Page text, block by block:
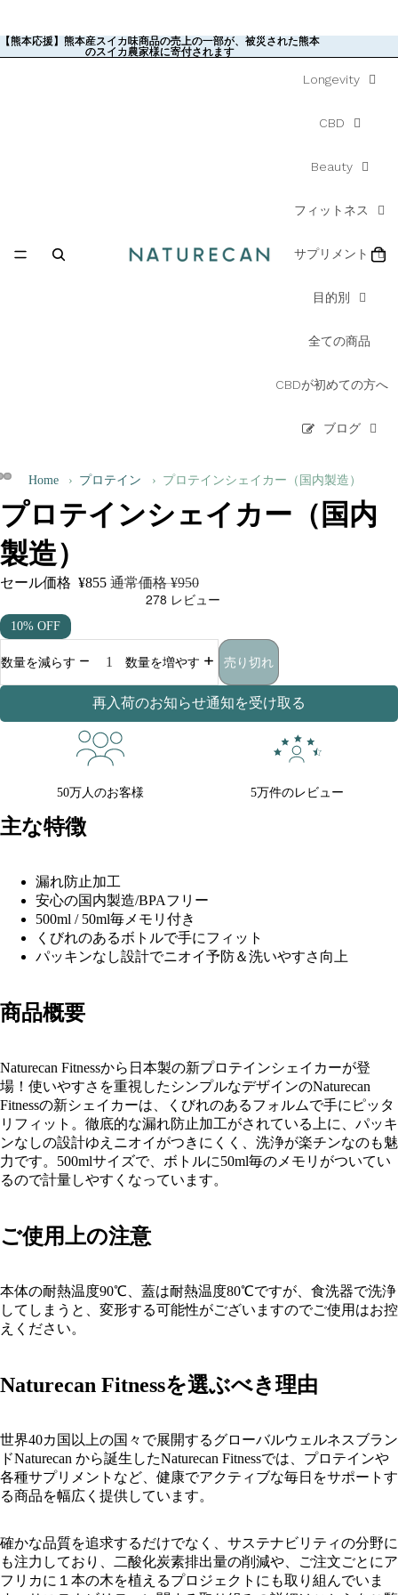
【熊本応援】熊本産スイカ味商品の売上の一部が、被災された熊本
のスイカ農家様に寄付されます
【熊本応援】熊本産スイカ味商品の売上の一部が、被災された熊本
のスイカ農家様に寄付されます
Longevity
CBD
Beauty
フィットネス
サプリメント
目的別
全ての商品
CBDが初めての方へ
ブログ
Home › プロテイン › プロテインシェイカー（国内製造）
プロテインシェイカー（国内
製造）
セール価格 ¥855 通常価格¥950
10% OFF
数量を減らす 数量を増やす 売り切れ
再入荷のお知らせ通知を受け取る
50万人のお客様 5万件のレビュー
主な特徴
漏れ防止加工
安心の国内製造/BPAフリー
500ml / 50ml毎メモリ付き
くびれのあるボトルで手にフィット
パッキンなし設計でニオイ予防＆洗いやすさ向上
商品概要
Naturecan Fitnessから日本製の新プロテインシェイカーが登
場！使いやすさを重視したシンプルなデザインのNaturecan
Fitnessの新シェイカーは、くびれのあるフォルムで手にピッタ
リフィット。徹底的な漏れ防止加工がされている上に、パッキ
ンなしの設計ゆえニオイがつきにくく、洗浄が楽チンなのも魅
力です。500mlサイズで、ボトルに50ml毎のメモリがついてい
るので計量しやすくなっています。
ご使用上の注意
本体の耐熱温度90℃、蓋は耐熱温度80℃ですが、食洗器で洗浄
してしまうと、変形する可能性がございますのでご使用はお控
えください。
Naturecan Fitnessを選ぶべき理由
世界40カ国以上の国々で展開するグローバルウェルネスブラン
ドNaturecan から誕生したNaturecan Fitnessでは、プロテインや
各種サプリメントなど、健康でアクティブな毎日をサポートす
る商品を幅広く提供しています。
確かな品質を追求するだけでなく、サステナビリティの分野に
も注力しており、二酸化炭素排出量の削減や、ご注文ごとにア
フリカに１本の木を植えるプロジェクトにも取り組んでいま